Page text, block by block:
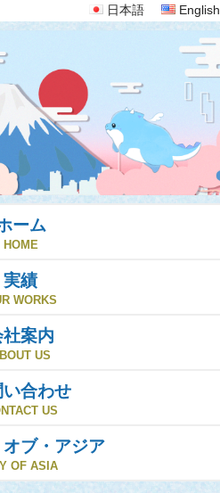
日本語 English
ーム
HOME
実績
WORKS
社案内
US
い合わせ
US
オブ・アジア
OF ASIA